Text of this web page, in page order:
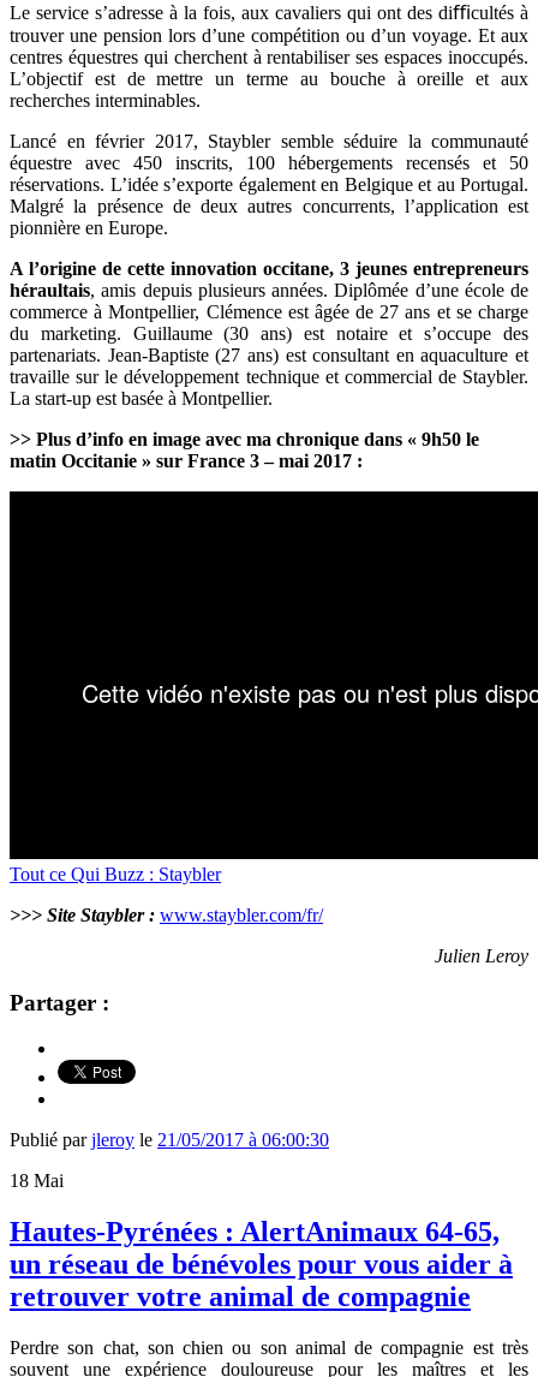
Le service s’adresse à la fois, aux cavaliers qui ont des diﬃcultés à
trouver une pension lors d’une compétition ou d’un voyage. Et aux
centres équestres qui cherchent à rentabiliser ses espaces inoccupés.
L’objectif est de mettre un terme au bouche à oreille et aux
recherches interminables.
Lancé en février 2017, Staybler semble séduire la communauté
équestre avec 450 inscrits, 100 hébergements recensés et 50
réservations. L’idée s’exporte également en Belgique et au Portugal.
Malgré la présence de deux autres concurrents, l’application est
pionnière en Europe.
A l’origine de cette innovation occitane, 3 jeunes entrepreneurs
héraultais, amis depuis plusieurs années. Diplômée d’une école de
commerce à Montpellier, Clémence est âgée de 27 ans et se charge
du marketing. Guillaume (30 ans) est notaire et s’occupe des
partenariats. Jean-Baptiste (27 ans) est consultant en aquaculture et
travaille sur le développement technique et commercial de Staybler.
La start-up est basée à Montpellier.
>> Plus d’info en image avec ma chronique dans « 9h50 le
matin Occitanie » sur France 3– mai 2017 :
Tout ce Qui Buzz : Staybler
>>> Site Staybler : www.staybler.com/fr/
Julien Leroy
Partager :
Publié parjleroy le 21/05/2017 à 06:00:30
18 Mai
Hautes-Pyrénées : AlertAnimaux 64-65,
un réseau de bénévoles pour vous aider à
retrouver votre animal de compagnie
Perdre son chat, son chien ou son animal de compagnie est très
souvent une expérience douloureuse pour les maîtres et les